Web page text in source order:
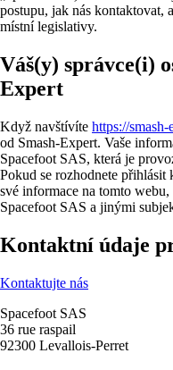
postupu, jak nás kontaktovat,
místní legislativy.
Váš(y) správce(i)
Expert
Když navštívíte https://smash-
od Smash-Expert. Vaše
Spacefoot SAS, která je
Pokud se rozhodnete přihlásit
své informace na tomto
Spacefoot SAS a jinými
Kontaktní údaje
Kontaktujte nás
Spacefoot SAS
36 rue raspail
92300 Levallois-Perret